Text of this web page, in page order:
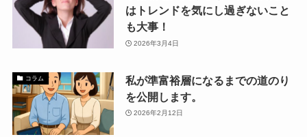
はトレンドを気にし過ぎないこと
も大事！
2026年3月4日
コラム
私が準富裕層になるまでの道のり
を公開します。
2026年2月12日